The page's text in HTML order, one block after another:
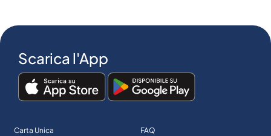
Scarica l'App
Carta Unica
FAQ